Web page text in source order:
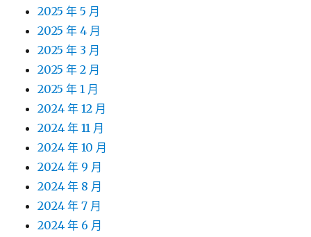
2025 年 5 月
2025 年 4 月
2025 年 3 月
2025 年 2 月
2025 年 1 月
2024 年 12 月
2024 年 11 月
2024 年 10 月
2024 年 9 月
2024 年 8 月
2024 年 7 月
2024 年 6 月